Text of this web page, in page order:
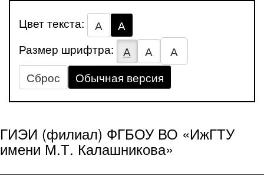
Цвет текста: А
А
Размер шрифтра:
А А
А
Сброс
Обычная версия
ГИЭИ (филиал) ФГБОУ ВО «ИжГТУ
имени М.Т. Калашникова»